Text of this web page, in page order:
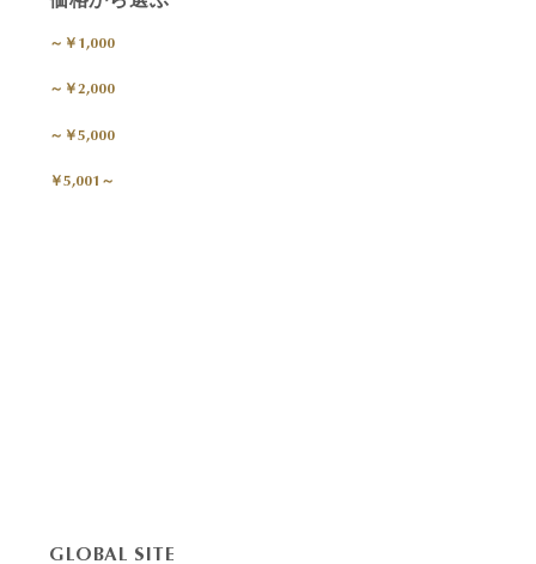
～￥1,000
～￥2,000
～￥5,000
￥5,001～
GLOBAL SITE